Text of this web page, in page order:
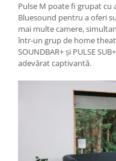
Pulse M poate fi grupat cu
Bluesound pentru a oferi
mai multe camere,
într-un grup de home
SOUNDBAR+ și PULSE
adevărat captivantă.